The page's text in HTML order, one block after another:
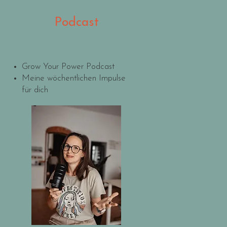
Podcast
Grow Your Power Podcast
Meine wöchentlichen Impulse
für dich